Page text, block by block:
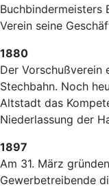
Buchbindermeisters
Verein seine
1880
Der Vorschußverein
Stechbahn. Noch
Altstadt das
Niederlassung der
1897
Am 31. März
Gewerbetreibende